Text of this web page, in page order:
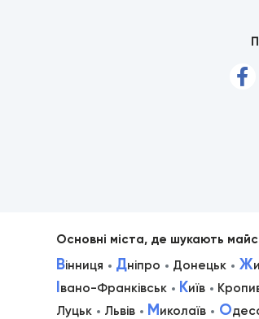
Основні міста, де шукають
Вінниця Дніпро Донецьк Ж
Івано-Франківськ Київ
Луцьк
Львів Миколаїв О